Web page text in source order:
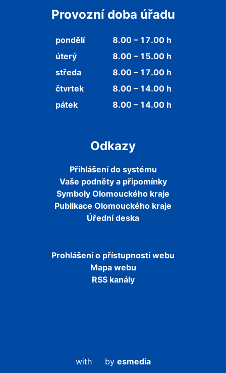
Provozní doba úřadu
pondělí
8.00 – 17.00 h
úterý
8.00 – 15.00 h
středa
8.00 – 17.00 h
čtvrtek
8.00 – 14.00 h
pátek
8.00 – 14.00 h
Odkazy
Přihlášení do systému
Vaše podněty a připomínky
Symboly Olomouckého kraje
Publikace Olomouckého kraje
Úřední deska
Prohlášení o přístupnosti webu
Mapa webu
RSS kanály
with by esmedia